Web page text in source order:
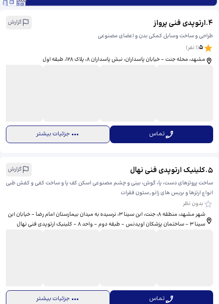
4
.ارتوپدی فنی پرواز
گزارش
طراحی و ساخت وسایل کمکی بدن و اعضای مصنوعی
5
(
1 نفر)
مشهد، محله جنت - خیابان پاسداران، نبش پاسداران 8، پلاک 128، طبقه اول
تماس جزئیات بیشتر
5
.کلینیک ارتوپدی فنی نهال
گزارش
ساخت پروتزهای دست، پا، گوش، بینی و چشم مصنوعی اسکن کف پا و ساخت کفی و کفش طبی
انواع ارتزها و بریس های زانو٫ستون فقرات
بدون نظر
شهر مشهد، منطقه ۸، جنت، ابن سینا ۳، ​نرسیده به میدان بیمارستان امام رضا - خیابان ابن
سینا ۳ - ساختمان پزشکان اویدنس - طبقه دوم - واحد ۸ - کلینیک ارتوپدی فنی نهال
تماس جزئیات بیشتر